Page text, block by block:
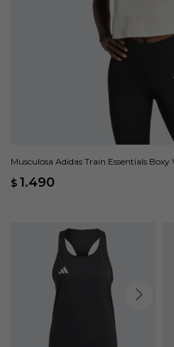
Musculosa Adidas Train Essentials
$ 1.490